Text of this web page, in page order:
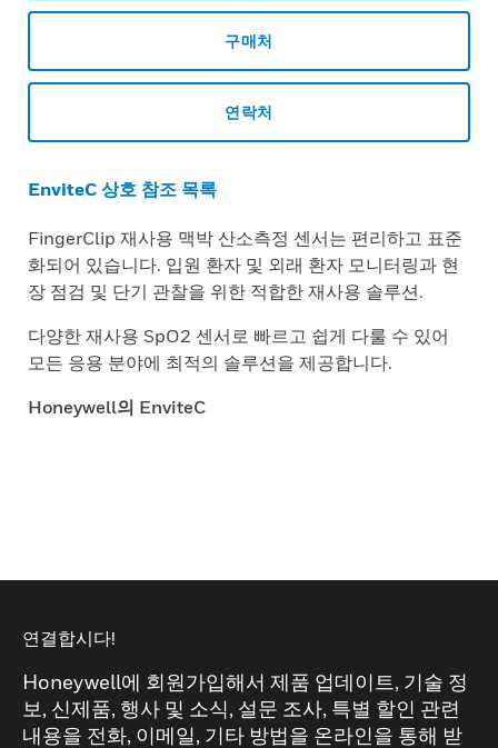
구매처
연락처
EnviteC 상호 참조 목록
FingerClip 재사용 맥박 산소측정 센서는 편리하고 표준
화되어 있습니다. 입원 환자 및 외래 환자 모니터링과 현
장 점검 및 단기 관찰을 위한 적합한 재사용 솔루션.
다양한 재사용 SpO2 센서로 빠르고 쉽게 다룰 수 있어
모든 응용 분야에 최적의 솔루션을 제공합니다.
Honeywell의 EnviteC
연결합시다!
Honeywell에 회원가입해서 제품 업데이트, 기술 정
보, 신제품, 행사 및 소식, 설문 조사, 특별 할인 관련
내용을 전화, 이메일, 기타 방법을 온라인을 통해 받